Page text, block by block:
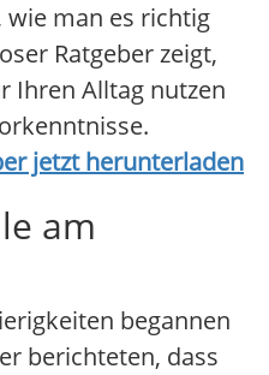
man es richtig
Ratgeber zeigt,
Ihren Alltag nutzen
jetzt herunterladen
am
begannen
berichteten, dass